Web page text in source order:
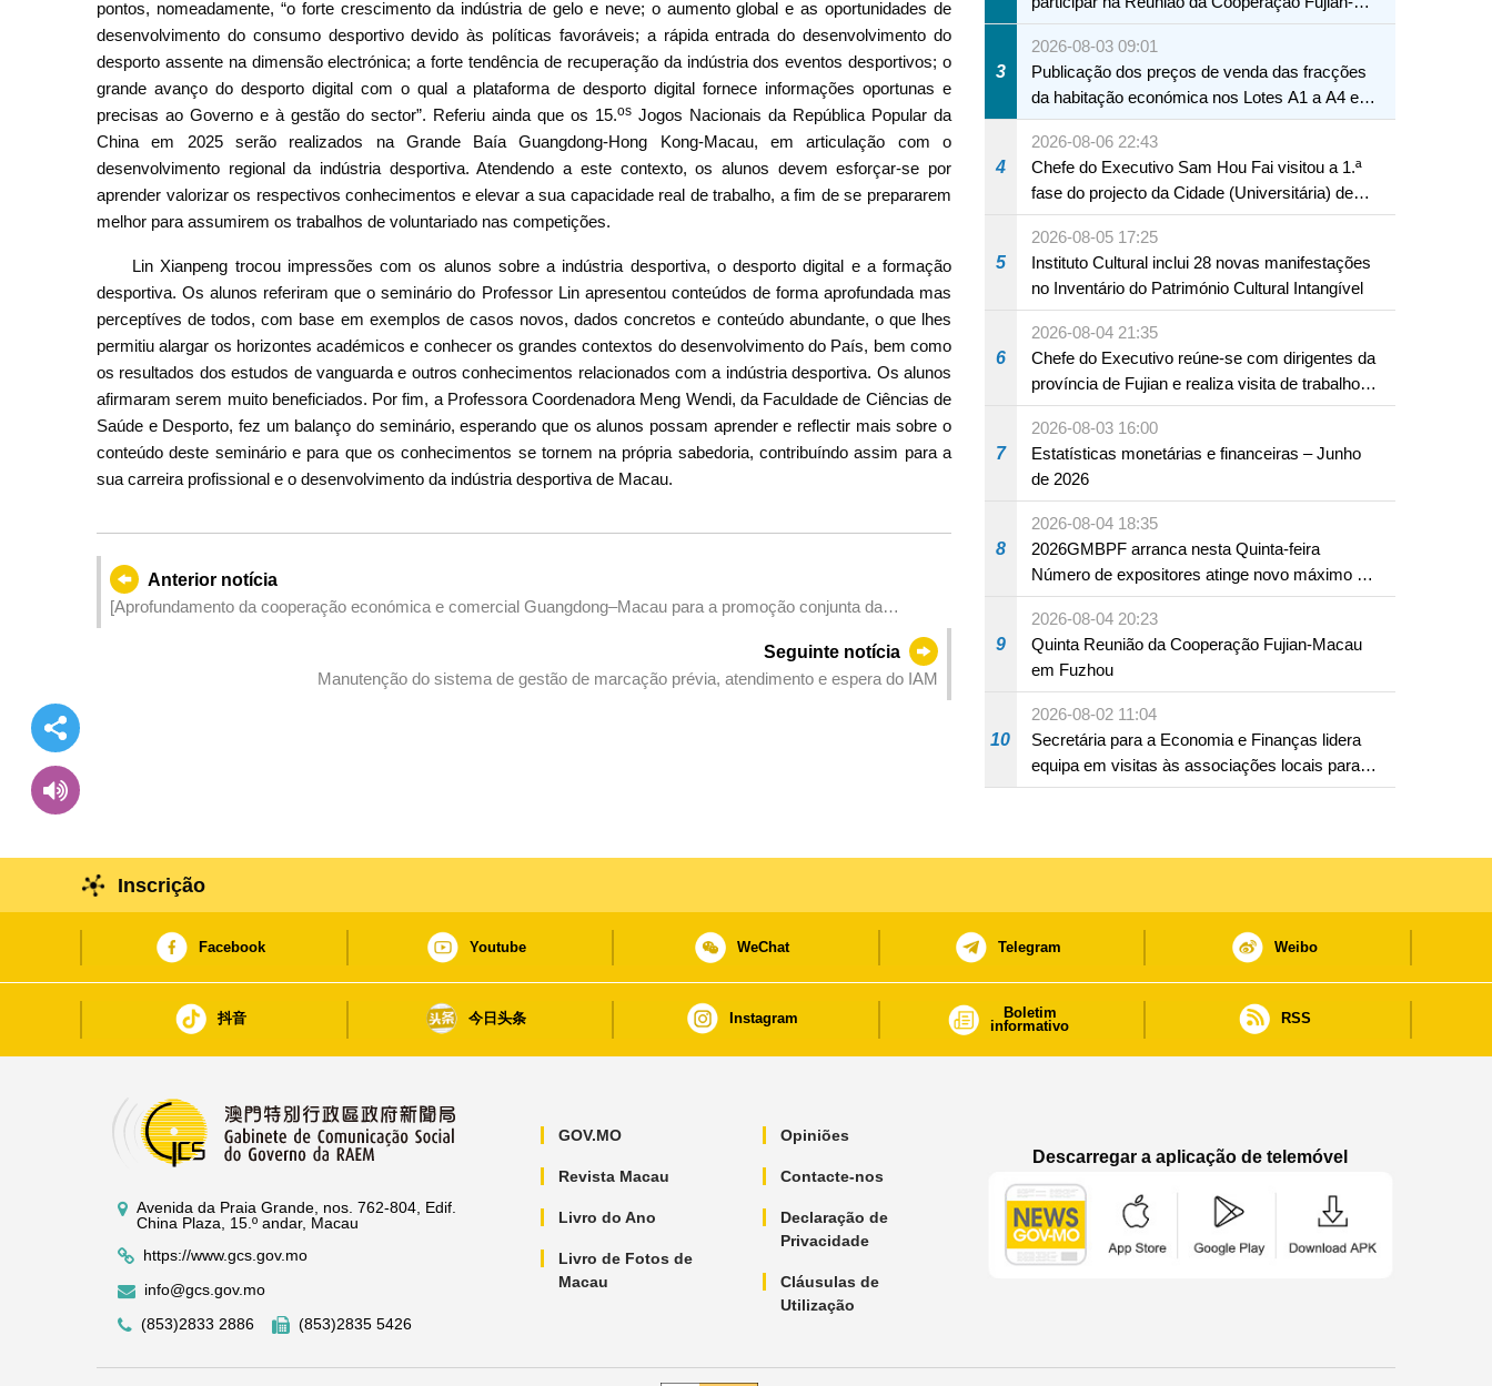
pontos, nomeadamente, “o forte crescimento da indústria de gelo e neve; o aumento global e as oportunidades de
desenvolvimento do consumo desportivo devido às políticas favoráveis; a rápida entrada do desenvolvimento do
desporto assente na dimensão electrónica; a forte tendência de recuperação da indústria dos eventos desportivos; o
grande avanço do desporto digital com o qual a plataforma de desporto digital fornece informações oportunas e
precisas ao Governo e à gestão do sector”. Referiu ainda que os 15.os Jogos Nacionais da República Popular da
China em 2025 serão realizados na Grande Baía Guangdong-Hong Kong-Macau, em articulação com o
desenvolvimento regional da indústria desportiva. Atendendo a este contexto, os alunos devem esforçar-se por
aprender valorizar os respectivos conhecimentos e elevar a sua capacidade real de trabalho, a fim de se prepararem
melhor para assumirem os trabalhos de voluntariado nas competições.
Lin Xianpeng trocou impressões com os alunos sobre a indústria desportiva, o desporto digital e a formação
desportiva. Os alunos referiram que o seminário do Professor Lin apresentou conteúdos de forma aprofundada mas
perceptíves de todos, com base em exemplos de casos novos, dados concretos e conteúdo abundante, o que lhes
permitiu alargar os horizontes académicos e conhecer os grandes contextos do desenvolvimento do País, bem como
os resultados dos estudos de vanguarda e outros conhecimentos relacionados com a indústria desportiva. Os alunos
afirmaram serem muito beneficiados. Por fim, a Professora Coordenadora Meng Wendi, da Faculdade de Ciências de
Saúde e Desporto, fez um balanço do seminário, esperando que os alunos possam aprender e reflectir mais sobre o
conteúdo deste seminário e para que os conhecimentos se tornem na própria sabedoria, contribuíndo assim para a
sua carreira profissional e o desenvolvimento da indústria desportiva de Macau.
Anterior notícia
[Aprofundamento da cooperação económica e comercial Guangdong–Macau para a promoção conjunta da
Seguinte notícia
Manutenção do sistema de gestão de marcação prévia, atendimento e espera do IAM
Macau
3
2026-08-03 09:01
Publicação dos preços de venda das fracções
da habitação económica nos Lotes A1 a A4 e
A12 da Zona A dos Novos Aterros
4
2026-08-06 22:43
Chefe do Executivo Sam Hou Fai visitou a 1.ª
fase do projecto da Cidade (Universitária) de
Educação Internacional de Macau e Hengqin
5
2026-08-05 17:25
Instituto Cultural inclui 28 novas manifestações
no Inventário do Património Cultural Intangível
6
2026-08-04 21:35
Chefe do Executivo reúne-se com dirigentes da
província de Fujian e realiza visita de trabalho
em Fuzhou
7
2026-08-03 16:00
Estatísticas monetárias e financeiras – Junho
de 2026
8
2026-08-04 18:35
2026GMBPF arranca nesta Quinta-feira
Número de expositores atinge novo máximo em
18 anos
9
2026-08-04 20:23
Quinta Reunião da Cooperação Fujian-Macau
em Fuzhou
10
2026-08-02 11:04
Secretária para a Economia e Finanças lidera
equipa em visitas às associações locais para
consolidar consensos e promover os trabalhos
Inscrição
Facebook Youtube WeChat Telegram Weibo
抖音 今日头条 Instagram
Boletim
informativo
RSS
Avenida da Praia Grande, nos. 762-804, Edif.
China Plaza, 15.º andar, Macau
https://www.gcs.gov.mo
info@gcs.gov.mo
(853)2833 2886
(853)2835 5426
GOV.MO
Revista Macau
Livro do Ano
Livro de Fotos de
Macau
Opiniões
Contacte-nos
Declaração de
Privacidade
Cláusulas de
Utilização
Descarregar a aplicação de telemóvel